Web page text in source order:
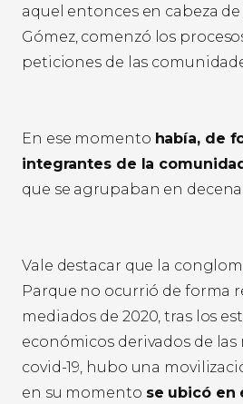
aquel entonces en cabeza
Gómez, comenzó los
peticiones de las
En ese momento había, de
integrantes de la
que se agrupaban en
Vale destacar que la
Parque no ocurrió de forma
mediados de 2020, tras los
económicos derivados de
covid-19, hubo una
en su momento se ubicó en